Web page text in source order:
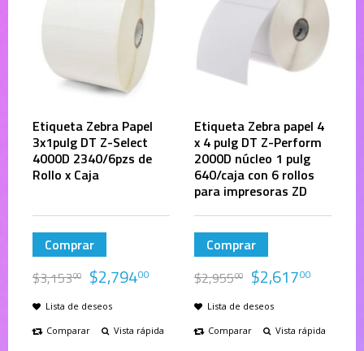
Etiqueta Zebra Papel
3x1pulg DT Z-Select
4000D 2340/6pzs de
Rollo x Caja
Comprar
$3,15300 $2,79400
Lista de deseos
Comparar
Vista rápida
Etiqueta Zebra papel 4
x 4 pulg DT Z-Perform
2000D núcleo 1 pulg
640/caja con 6 rollos
para impresoras ZD
Comprar
$2,95500 $2,61700
Lista de deseos
Comparar
Vista rápida